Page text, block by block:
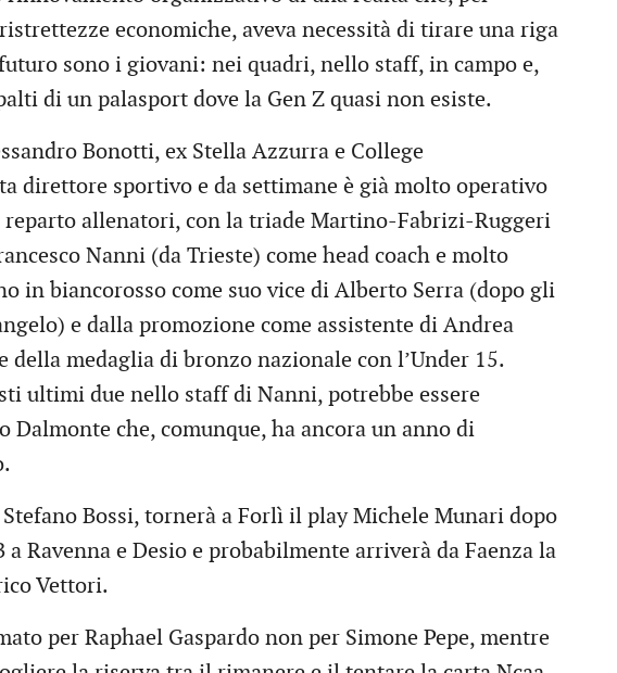
economiche, aveva necessità di tirare una riga
sono i giovani: nei quadri, nello staff, in campo e,
di un palasport dove la Gen Z quasi non esiste.
Bonotti, ex Stella Azzurra e College
direttore sportivo e da settimane è già molto operativo
allenatori, con la triade Martino-Fabrizi-Ruggeri
Nanni (da Trieste) come head coach e molto
in biancorosso come suo vice di Alberto Serra (dopo gli
e dalla promozione come assistente di Andrea
medaglia di bronzo nazionale con l’Under 15.
ultimi due nello staff di Nanni, potrebbe essere
Dalmonte che, comunque, ha ancora un anno di
Stefano Bossi, tornerà a Forlì il play Michele Munari dopo
Ravenna e Desio e probabilmente arriverà da Faenza la
Vettori.
per Raphael Gaspardo non per Simone Pepe, mentre